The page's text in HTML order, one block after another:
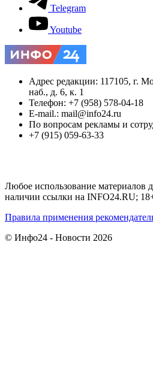
Telegram
Youtube
Адрес редакции: 117105, г.
наб., д. 6, к. 1
Телефон: +7 (958) 578-04-18
E-mail.: mail@info24.ru
По вопросам рекламы и
+7 (915) 059-63-33
Любое использование материалов
наличии ссылки на INFO24.RU;
Правила применения
© Инфо24 - Новости 2026